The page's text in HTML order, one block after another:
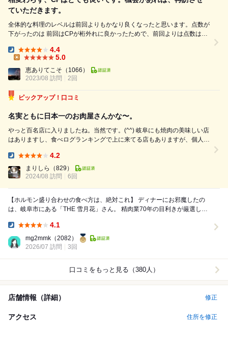
ていただきます。
全体的な料理のレベルは前回よりもかなり良くなったと思います。点数が
下がったのは 前回はCPが桁外れに良かったためで、前回よりは点数は下
た。お料理の味は以前よりも格段に上がった 味に慣れてしまったので、
味的に「お〜！」と思うものはありませんでしたが、 あれっ？て思う品
もなく、お値段がリーゾナブルすぎるので、それには驚きました。 ...
Dinner:
4.4
5.0
恵ありてこそ （1066）
2023/08 訪問
2回
ピックアップ！口コミ
名実ともに日本一のお肉屋さんかな〜。
やっと百名店に入りましたね。当然です。(^^) 岐阜にも焼肉の美味しい店
はありますし、食べログランキングで上に来てる店もありますが、個人的
雪月花やTANAKAやその他。 焼肉店、洋食屋つばき、とんかつ田中屋 東
京、名古...
4.2
まりしら
（829）
2024/08 訪問
6回
【ホルモン盛り合わせの食べ方は、絶対これ】 ディナーにお邪魔したの
は、岐阜市にある「THE 雪月花」さん。 精肉業70年の目利きが厳選した
4.1
mg2mmk （2082）
2026/07 訪問
3回
口コミをもっと見る（380人）
店舗情報（詳細） 修正
アクセス 住所を修正